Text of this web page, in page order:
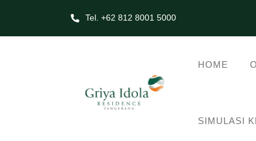
Tel. +62 812 8001 5000
HOME
SIMULASI